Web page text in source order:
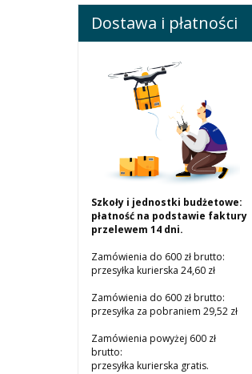
Dostawa i płatności
Szkoły i jednostki budżetowe:
płatność na podstawie faktury
przelewem 14 dni.
Zamówienia do 600 zł brutto:
przesyłka kurierska 24,60 zł
Zamówienia do 600 zł brutto:
przesyłka za pobraniem 29,52 zł
Zamówienia powyżej 600 zł
brutto:
przesyłka kurierska gratis.